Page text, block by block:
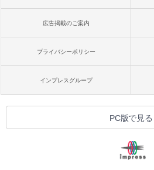
広告掲載のご案内
プライバシーポリシー
インプレスグループ
PC版で見る